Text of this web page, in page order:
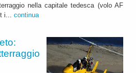
nella capitale tedesca (volo AF
i... continua